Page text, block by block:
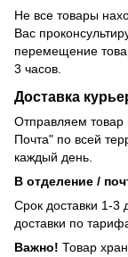
Не все товары
Вас
перемещение
3 часов.
Доставка
Отправляем товар
Почта" по всей
каждый день.
В отделение /
Срок доставки 1-3
доставки по
Важно! Товар